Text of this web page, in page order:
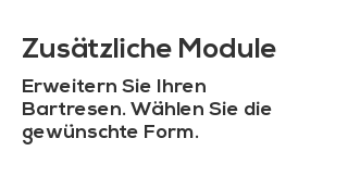
Zusätzliche Module
Erweitern Sie Ihren
Bartresen. Wählen Sie die
gewünschte Form.